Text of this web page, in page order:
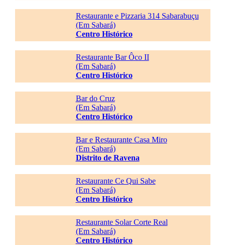
Restaurante e Pizzaria 314 Sabarabuçu
(Em Sabará)
Centro Histórico
Restaurante Bar Ôco II
(Em Sabará)
Centro Histórico
Bar do Cruz
(Em Sabará)
Centro Histórico
Bar e Restaurante Casa Miro
(Em Sabará)
Distrito de Ravena
Restaurante Ce Qui Sabe
(Em Sabará)
Centro Histórico
Restaurante Solar Corte Real
(Em Sabará)
Centro Histórico